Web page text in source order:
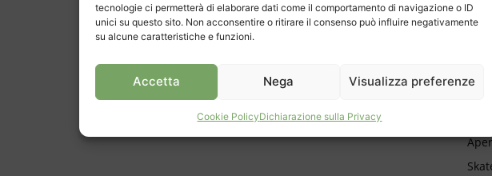
tecnologie ci permetterà di elaborare dati come il comportamento di navigazione o ID
unici su questo sito. Non acconsentire o ritirare il consenso può influire negativamente
su alcune caratteristiche e funzioni.
Accetta Nega Visualizza preferenze
Cookie PolicyDichiarazione sulla Privacy